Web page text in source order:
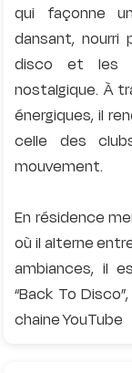
qui façonne
dansant, nourri
disco et les
nostalgique. À
énergiques, il
celle des
mouvement.
En résidence
où il alterne
ambiances, il
“Back To